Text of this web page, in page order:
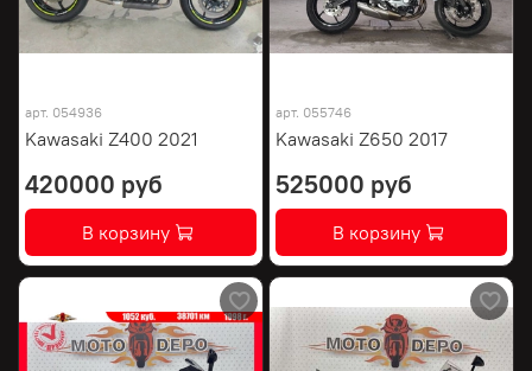
арт. 054936
Kawasaki Z400 2021
420000 руб
В корзину
арт. 055746
Kawasaki Z650 2017
525000 руб
В корзину